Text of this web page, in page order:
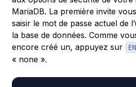
MariaDB. La première invite
saisir le mot de passe actuel de
la base de données. Comme
encore créé un, appuyez sur
« none ».